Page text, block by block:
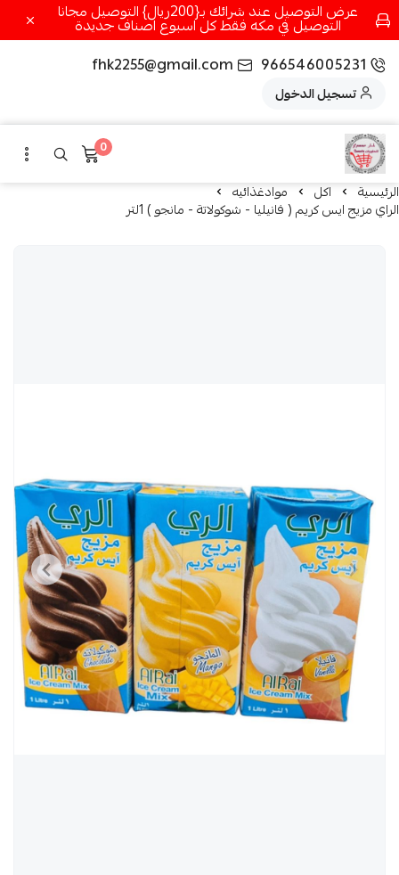
عرض التوصيل عند شرائك بـ{200ريال} التوصيل مجانا
التوصيل في مكه فقط كل اسبوع اصناف جديدة
966546005231
fhk2255@gmail.com
تسجيل الدخول
0
الرئيسية اكل موادغذائيه
الراي مزيج ايس كريم ( فانيليا - شوكولاتة - مانجو ) 1لتر